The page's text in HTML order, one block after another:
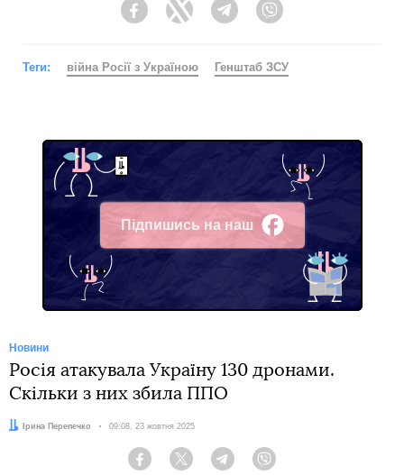
FacebookTwitter Telegram
Теги: війна Росії з Україною Генштаб ЗСУ
Підпишись на наш
Facebook
Новини
Росія атакувала Україну 130 дронами.
Скільки з них збила ППО
Автор:Ірина Перепечко Дата:
09:08, 23 жовтня 2025
Facebook Twitter Telegram